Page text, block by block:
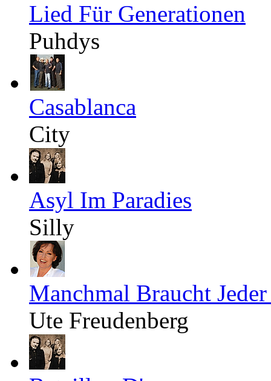
Lied Für Generationen
Puhdys
Casablanca
City
Asyl Im Paradies
Silly
Manchmal Braucht
Ute Freudenberg